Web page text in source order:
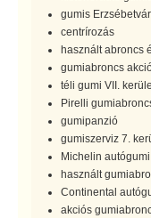
gumis
centrírozás
használt abroncs
gumiabroncs
téli gumi VII.
Pirelli
gumipanzió
gumiszerviz 7.
Michelin autógumi
használt
Continental
akciós